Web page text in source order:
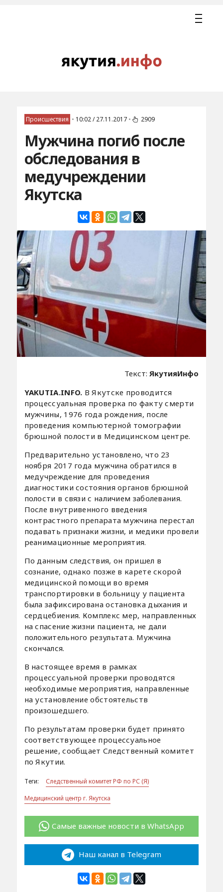
Происшествия • 10:02 / 27.11.2017 • 2909
Мужчина погиб после
обследования в
медучреждении
Якутска
Текст: ЯкутияИнфо
YAKUTIA.INFO. В Якутске проводится
процессуальная проверка по факту смерти
мужчины, 1976 года рождения, после
проведения компьютерной томографии
брюшной полости в Медицинском центре.
Предварительно установлено, что 23
ноября 2017 года мужчина обратился в
медучреждение для проведения
диагностики состояния органов брюшной
полости в связи с наличием заболевания.
После внутривенного введения
контрастного препарата мужчина перестал
подавать признаки жизни, и медики провели
реанимационные мероприятия.
По данным следствия, он пришел в
сознание, однако позже в карете скорой
медицинской помощи во время
транспортировки в больницу у пациента
была зафиксирована остановка дыхания и
сердцебиения. Комплекс мер, направленных
на спасение жизни пациента, не дали
положительного результата. Мужчина
скончался.
В настоящее время в рамках
процессуальной проверки проводятся
необходимые мероприятия, направленные
на установление обстоятельств
произошедшего.
По результатам проверки будет принято
соответствующее процессуальное
решение, сообщает Следственный комитет
по Якутии.
Теги:
Следственный комитет РФ по РС (Я)
Медицинский центр г. Якутска
Самые важные новости в WhatsApp
Наш канал в Telegram